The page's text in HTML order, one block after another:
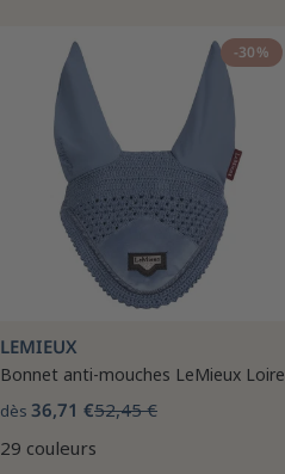
-30%
LEMIEUX
Bonnet anti-mouches LeMieux Loire
dès 36,71 €52,45 €
29 couleurs